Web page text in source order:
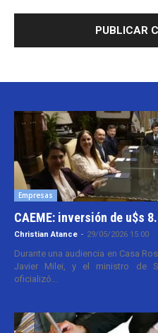
Empresas
CAEME: inversión de u$s
Christian Atance - 29/05/2026 15:00
Durante una audiencia en Casa
Javier Milei, y el ministro de
oficializó...